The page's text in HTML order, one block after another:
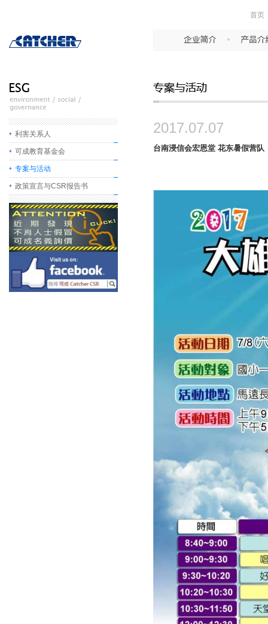
利害关系人
可成教育基金会
专案与活动
政策宣言与CSR报告书
2017.07.07
台南浸信会宏恩堂 花东暑假营队
首页